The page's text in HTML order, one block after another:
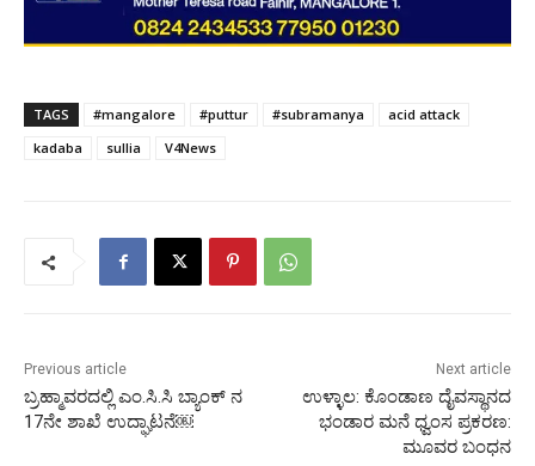
TAGS #mangalore #puttur #subramanya
acid attack
kadaba
sullia V4News
Previous article
ಬ್ರಹ್ಮಾವರದಲ್ಲಿ ಎಂ.ಸಿ.ಸಿ ಬ್ಯಾಂಕ್‌ ನ
17ನೇ ಶಾಖೆ ಉದ್ಘಾಟನೆ￼
Next article
ಉಳ್ಳಾಲ: ಕೊಂಡಾಣ ದೈವಸ್ಥಾನದ
ಭಂಡಾರ ಮನೆ ಧ್ವಂಸ ಪ್ರಕರಣ:
ಮೂವರ ಬಂಧನ